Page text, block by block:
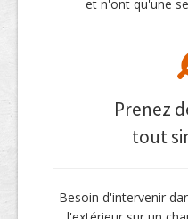
et n'ont qu'une
Prenez
tout
Besoin d'intervenir